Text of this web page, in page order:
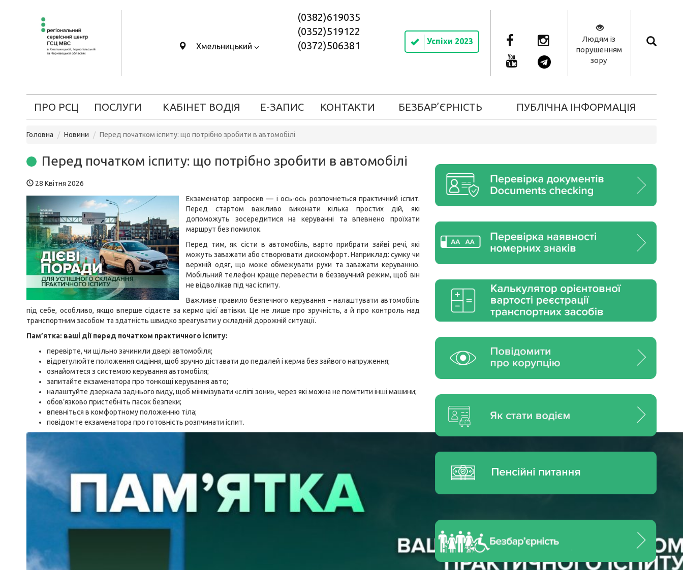
Хмельницький
(0382)619035
(0352)519122
(0372)506381
Успіхи 2023
Людям із
порушенням
зору
ПРО РСЦ ПОСЛУГИ КАБІНЕТ ВОДІЯ Е-ЗАПИС КОНТАКТИ БЕЗБАР’ЄРНІСТЬ ПУБЛІЧНА ІНФОРМАЦІЯ
Головна Новини Перед початком іспиту: що потрібно зробити в автомобілі
Перед початком іспиту: що потрібно зробити в автомобілі
28 Квітня 2026
Екзаменатор запросив — і ось-ось розпочнеться практичний іспит.
Перед стартом важливо виконати кілька простих дій, які
допоможуть зосередитися на керуванні та впевнено проїхати
маршрут без помилок.
Перед тим, як сісти в автомобіль, варто прибрати зайві речі, які
можуть заважати або створювати дискомфорт. Наприклад: сумку чи
верхній одяг, що може обмежувати рухи та заважати керуванню.
Мобільний телефон краще перевести в беззвучний режим, щоб він
не відволікав під час іспиту.
Важливе правило безпечного керування – налаштувати автомобіль
під себе, особливо, якщо вперше сідаєте за кермо цієї автівки. Це не лише про зручність, а й про контроль над
транспортним засобом та здатність швидко зреагувати у складній дорожній ситуації.
Пам’ятка: ваші дії перед початком практичного іспиту:
перевірте, чи щільно зачинили двері автомобіля;
відрегулюйте положення сидіння, щоб зручно діставати до педалей і керма без зайвого напруження;
ознайомтеся з системою керування автомобіля;
запитайте екзаменатора про тонкощі керування авто;
налаштуйте дзеркала заднього виду, щоб мінімізувати «сліпі зони», через які можна не помітити інші машини;
обов’язково пристебніть пасок безпеки;
впевніться в комфортному положенню тіла;
повідомте екзаменатора про готовність розпчинати іспит.